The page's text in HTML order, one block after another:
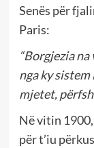
Senës për
Paris:
“Borgjezia
nga ky
mjetet,
Në vitin
për t’iu